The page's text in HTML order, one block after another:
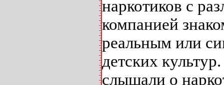
наркотиков с
компанией
реальным или
детских
слышали о